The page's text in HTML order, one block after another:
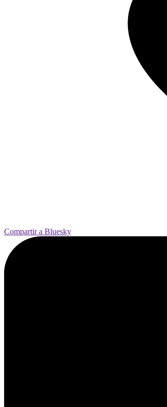
Compartir a Bluesky